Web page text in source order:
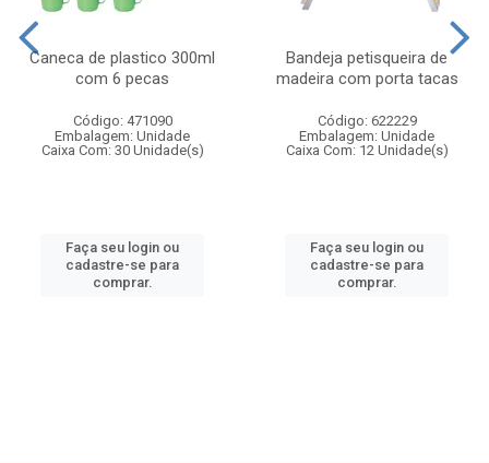
Caneca de plastico 300ml
com 6 pecas
Código: 471090
Embalagem: Unidade
Caixa Com: 30 Unidade(s)
Faça seu login ou
cadastre-se para
comprar.
Bandeja petisqueira de
madeira com porta tacas
Código: 622229
Embalagem: Unidade
Caixa Com: 12 Unidade(s)
Faça seu login ou
cadastre-se para
comprar.